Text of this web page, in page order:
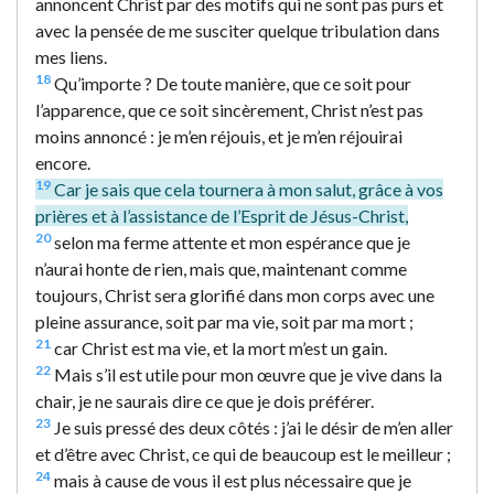
avec la pensée de me susciter quelque tribulation dans
mes liens.
18 Qu’importe ? De toute manière, que ce soit pour
l’apparence, que ce soit sincèrement, Christ n’est pas
moins annoncé : je m’en réjouis, et je m’en réjouirai
encore.
19 Car je sais que cela tournera à mon salut, grâce à vos
prières et à l’assistance de l’Esprit de Jésus-Christ,
20selon ma ferme attente et mon espérance que je
n’aurai honte de rien, mais que, maintenant comme
toujours, Christ sera glorifié dans mon corps avec une
pleine assurance, soit par ma vie, soit par ma mort ;
21 car Christ est ma vie, et la mort m’est un gain.
22 Mais s’il est utile pour mon œuvre que je vive dans la
chair, je ne saurais dire ce que je dois préférer.
23 Je suis pressé des deux côtés : j’ai le désir de m’en aller
et d’être avec Christ, ce qui de beaucoup est le meilleur ;
24 mais à cause de vous il est plus nécessaire que je